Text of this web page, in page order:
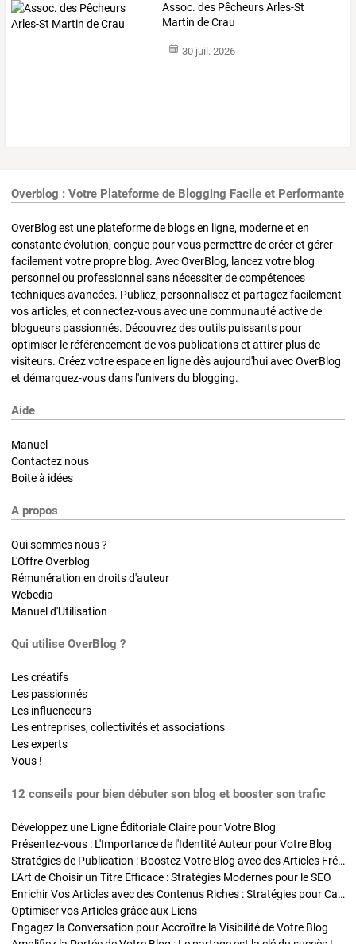
Assoc. des Pêcheurs Arles-St
Martin de Crau
30 juil. 2026
Overblog : Votre Plateforme de Blogging Facile et Performante
OverBlog est une plateforme de blogs en ligne, moderne et en
constante évolution, conçue pour vous permettre de créer et gérer
facilement votre propre blog. Avec OverBlog, lancez votre blog
personnel ou professionnel sans nécessiter de compétences
techniques avancées. Publiez, personnalisez et partagez facilement
vos articles, et connectez-vous avec une communauté active de
blogueurs passionnés. Découvrez des outils puissants pour
optimiser le référencement de vos publications et attirer plus de
visiteurs. Créez votre espace en ligne dès aujourd'hui avec OverBlog
et démarquez-vous dans l'univers du blogging.
Aide
Manuel
Contactez nous
Boite à idées
A propos
Qui sommes nous ?
L'Offre Overblog
Rémunération en droits d'auteur
Webedia
Manuel d'Utilisation
Qui utilise OverBlog ?
Les créatifs
Les passionnés
Les influenceurs
Les entreprises, collectivités et associations
Les experts
Vous !
12 conseils pour bien débuter son blog et booster son trafic
Développez une Ligne Éditoriale Claire pour Votre Blog
Présentez-vous : L'Importance de l'Identité Auteur pour Votre Blog
Stratégies de Publication : Boostez Votre Blog avec des Articles Fréquents et Exclusifs
L'Art de Choisir un Titre Efficace : Stratégies Modernes pour le SEO
Enrichir Vos Articles avec des Contenus Riches : Stratégies pour Captiver et Optimiser
Optimiser vos Articles grâce aux Liens
Engagez la Conversation pour Accroître la Visibilité de Votre Blog